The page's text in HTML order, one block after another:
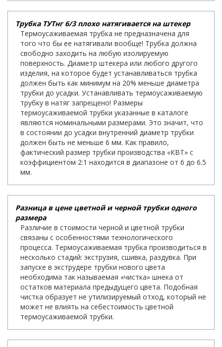
Трубка ТУТнг 6/3 плохо натягивается на штекер
Термоусаживаемая трубка не предназначена для
того что бы ее натягивали вообще! Трубка должна
свободно заходить на любую изолируемую
поверхность. Диаметр штекера или любого другого
изделия, на которое будет устанавливаться трубка
должен быть как минимум на 20% меньше диаметра
трубки до усадки. Устанавливать термоусаживаемую
трубку в натяг запрещено! Размеры
термоусаживаемой трубки указанные в каталоге
являются номинальными размерами. Это значит, что
в состоянии до усадки внутренний диаметр трубки
должен быть не меньше 6 мм. Как правило,
фактический размер трубки производства «КВТ» с
коэффициентом 2:1 находится в диапазоне от 6 до 6.5
мм.
Разница в цене цветной и черной трубки одного
размера
Различие в стоимости черной и цветной трубки
связаны с особенностями технологического
процесса. Термоусаживаемая трубка производиться в
несколько стадий: экструзия, сшивка, раздувка. При
запуске в экструдере трубки нового цвета
необходима так называемая «чистка» шнека от
остатков материала предыдущего цвета. Подобная
чистка образует не утилизируемый отход, который не
может не влиять на себестоимость цветной
термоусаживаемой трубки.